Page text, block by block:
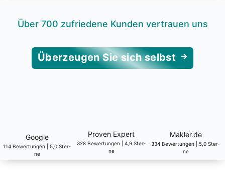
Über 700 zufrie­de­ne Kun­den ver­trau­en uns
Über­zeu­gen Sie sich selbst
Goog­le
114 Bewer­tun­gen | 5,0 Ster­
ne
Pro­ven Expert
328 Bewer­tun­gen | 4,9 Ster­
ne
Makler.de
334 Bewer­tun­gen | 5,0 Ster­
ne